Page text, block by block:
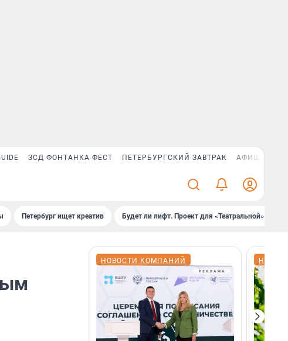
ЗСД ФОНТАНКА ФЕСТ ПЕТЕРБУРГСКИЙ ЗАВТРАК АФИША PLUS
Петербург ищет креатив Будет ли лифт. Проект для «Театральной»
НОВОСТИ КОМПАНИЙ